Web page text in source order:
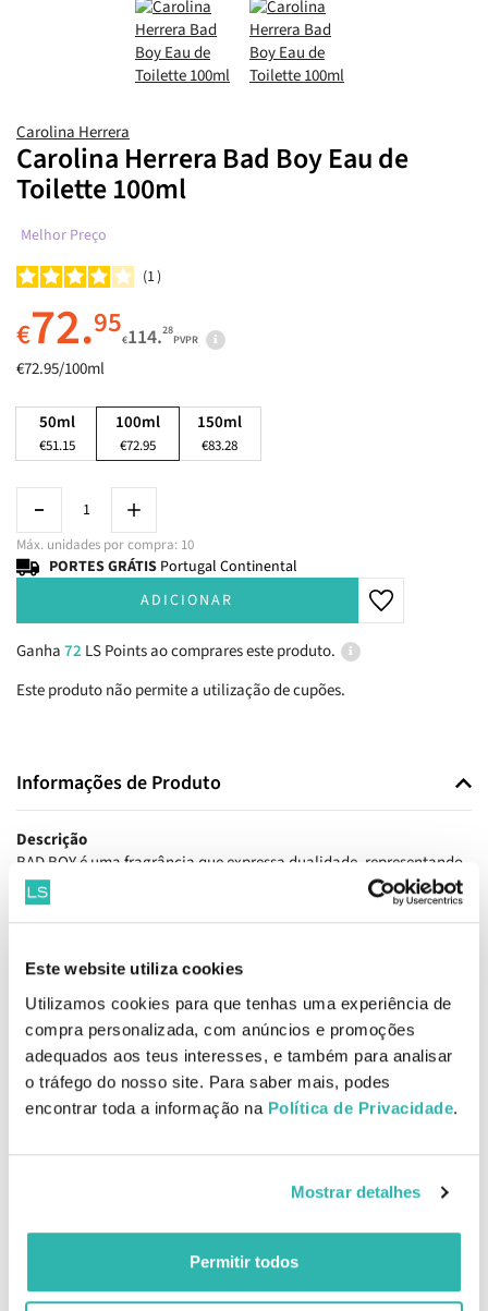
Este website utiliza cookies
Utilizamos cookies para que tenhas uma experiência de
compra personalizada, com anúncios e promoções
adequados aos teus interesses, e também para analisar
o tráfego do nosso site. Para saber mais, podes
encontrar toda a informação na Política de Privacidade.
Mostrar detalhes
Permitir todos
Carolina Herrera
Carolina Herrera Bad Boy Eau de
Toilette 100ml
Melhor Preço
1
€72.95€114.28
PVPR
€72.95/100ml
50ml
€51.15
100ml
€72.95
150ml
€83.28
Máx. unidades por compra: 10
PORTES GRÁTIS Portugal Continental
ADICIONAR
Ganha72 LS Points ao comprares este produto.
Este produto não permite a utilização de cupões.
Informações de Produto
Descrição
BAD BOY é uma fragrância que expressa dualidade, representando
a natureza ousada e complexidade do homem moderno. Forte,
sensível, confiante e descontraída, a fragrância BAD BOY abraça
homem que o usa.
Pirâmide olfativa
Notas de topo: bergamota, pimenta rosa e branca.
Notas de coração: sálvia-vetiver, cedro da virgínia.
Notas de fundo: fava-tonca, cacau .
Aplicar numa área aberta e cria uma névoa em redor do corpo para
um efeito de fragrância subtil e uniforme.